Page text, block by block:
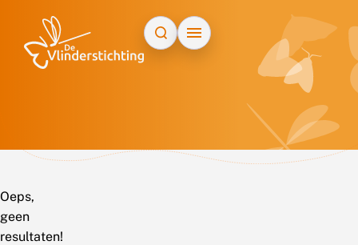
Oeps,
geen
resultaten!